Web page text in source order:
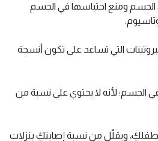
ومنع احتباسها في الجسم
التي تساعد على تكون أنسجة
الجسم؛ لأنه لا يحتوي على نسبة من
ويقلّل من نسبة إصابتكِ بنزلات